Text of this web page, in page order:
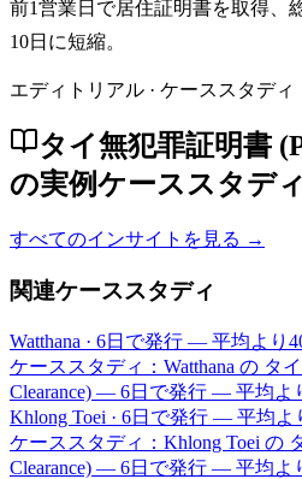
前1営業日で居住証明書を取得、
10日に短縮。
エディトリアル · ケーススタディ
タイ無犯罪証明書
の実例ケーススタディ
すべてのインサイトを見る →
関連ケーススタディ
Watthana · 6日で発行 — 平均より
ケーススタディ：Watthana の タ
Clearance) — 6日で発行 — 平均よ
Khlong Toei · 6日で発行 — 平均よ
ケーススタディ：Khlong Toei の
Clearance) — 6日で発行 — 平均よ